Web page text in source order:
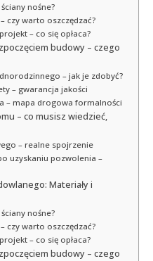
nośne?
czy warto oszczędzać?
– co się opłaca?
budowy – czego
– jak je zdobyć?
– gwarancja jakości
– mapa drogowa formalności
– co musisz wiedzieć,
– realne spojrzenie
uzyskaniu pozwolenia –
Materiały i
nośne?
czy warto oszczędzać?
– co się opłaca?
budowy – czego